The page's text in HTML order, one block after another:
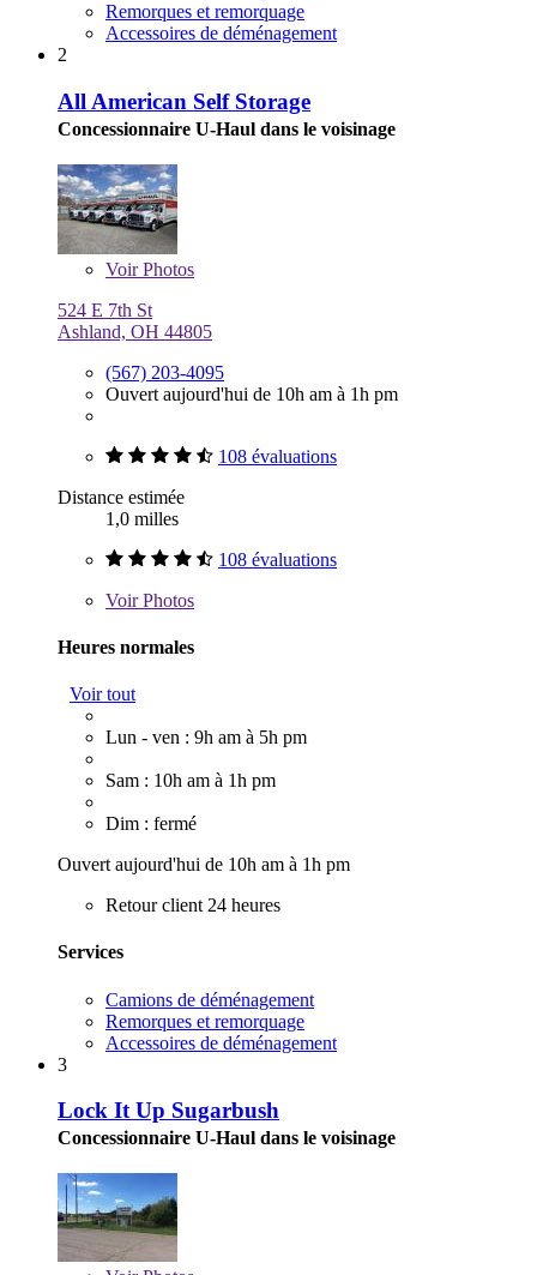
Remorques et remorquage
Accessoires de déménagement
2
All American Self Storage
Concessionnaire U-Haul dans le voisinage
VoirPhotos
524 E 7th St
Ashland, OH 44805
(567) 203-4095
Ouvert aujourd'hui de 10h am à 1h pm
108 évaluations
Distance estimée
1,0 milles
108 évaluations
VoirPhotos
Heures normales
Voir tout
Lun - ven : 9h am à 5h pm
Sam : 10h am à 1h pm
Dim : fermé
Ouvert aujourd'hui de 10h am à 1h pm
Retour client 24 heures
Services
Camions de déménagement
Remorques et remorquage
Accessoires de déménagement
3
Lock It Up Sugarbush
Concessionnaire U-Haul dans le voisinage